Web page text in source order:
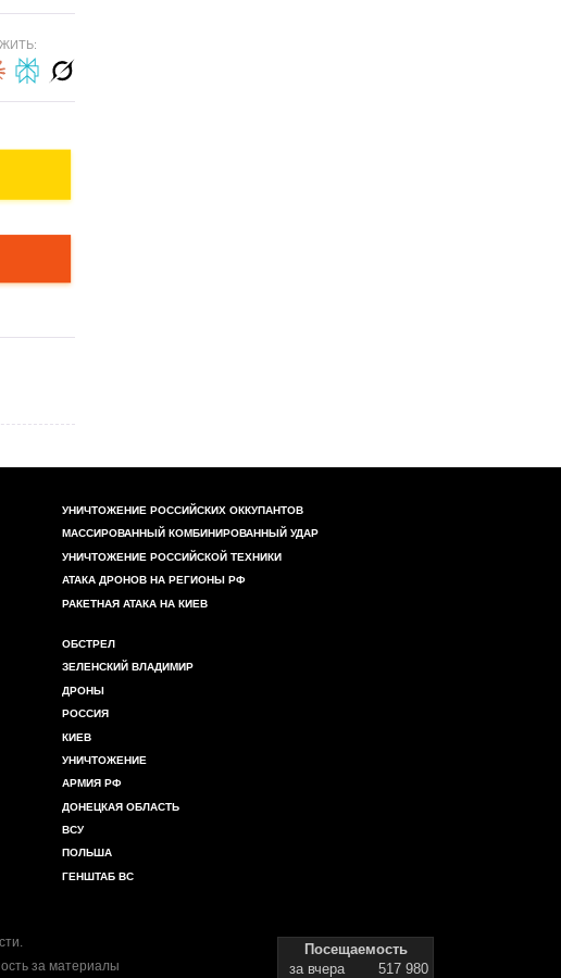
УНИЧТОЖЕНИЕ РОССИЙСКИХ ОККУПАНТОВ
МАССИРОВАННЫЙ КОМБИНИРОВАННЫЙ УДАР
УНИЧТОЖЕНИЕ РОССИЙСКОЙ ТЕХНИКИ
АТАКА ДРОНОВ НА РЕГИОНЫ РФ
РАКЕТНАЯ АТАКА НА КИЕВ
ОБСТРЕЛ
ЗЕЛЕНСКИЙ ВЛАДИМИР
ДРОНЫ
РОССИЯ
КИЕВ
УНИЧТОЖЕНИЕ
АРМИЯ РФ
ДОНЕЦКАЯ ОБЛАСТЬ
ВСУ
ПОЛЬША
ГЕНШТАБ ВС
.
за материалы
Посещаемость
за вчера
517 980